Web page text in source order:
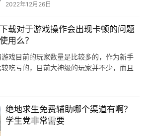
2022年12月26日
载对于游戏操作会出现卡顿的问题
用么？
戏目前的玩家数量是比较多的，作为新手
吃亏的，目前大神级的玩家并不少，而且
绝地求生免费辅助哪个渠道有啊？
学生党非常需要